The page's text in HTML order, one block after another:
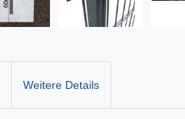
Weitere Details